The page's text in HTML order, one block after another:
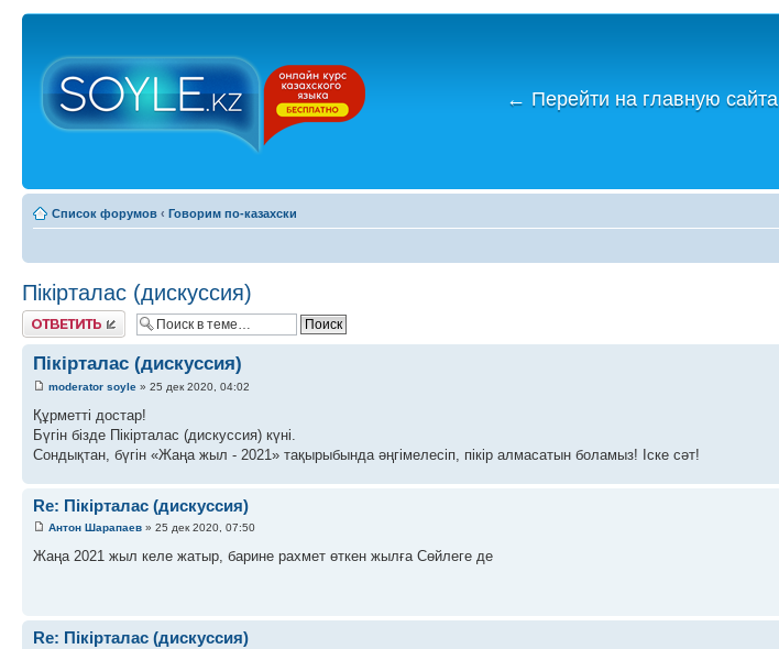
← Перейти на главную сайта
Список форумов ‹ Говорим по-казахски
Пікірталас (дискуссия)
Ответить
Пікірталас (дискуссия)
moderator soyle » 25 дек 2020, 04:02
Құрметті достар!
Бүгін бізде Пікірталас (дискуссия) күні.
Сондықтан, бүгін «Жаңа жыл - 2021» тақырыбында әңгімелесіп, пікір алмасатын боламыз! Іске сәт!
Re: Пікірталас (дискуссия)
Антон Шарапаев » 25 дек 2020, 07:50
Жаңа 2021 жыл келе жатыр, барине рахмет өткен жылға Сөйлеге де
Re: Пікірталас (дискуссия)